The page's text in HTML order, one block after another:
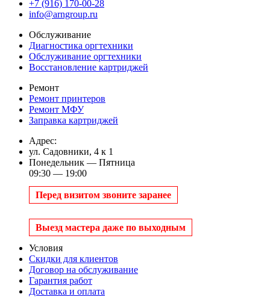
+7 (916) 170-00-28
info@arngroup.ru
Обслуживание
Диагностика оргтехники
Обслуживание оргтехники
Восстановление картриджей
Ремонт
Ремонт принтеров
Ремонт МФУ
Заправка картриджей
Адрес:
ул. Садовники, 4 к 1
Понедельник — Пятница
09:30 — 19:00
Перед визитом звоните заранее
Выезд мастера даже по выходным
Условия
Скидки для клиентов
Договор на обслуживание
Гарантия работ
Доставка и оплата